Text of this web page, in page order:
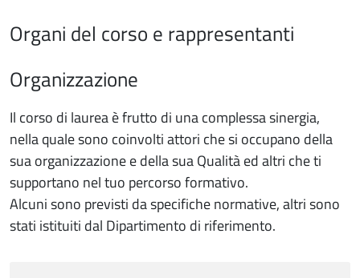
Organi del corso e rappresentanti
Organizzazione
Il corso di laurea è frutto di una complessa sinergia,
nella quale sono coinvolti attori che si occupano della
sua organizzazione e della sua Qualità ed altri che ti
supportano nel tuo percorso formativo.
Alcuni sono previsti da specifiche normative, altri sono
stati istituiti dal Dipartimento di riferimento.